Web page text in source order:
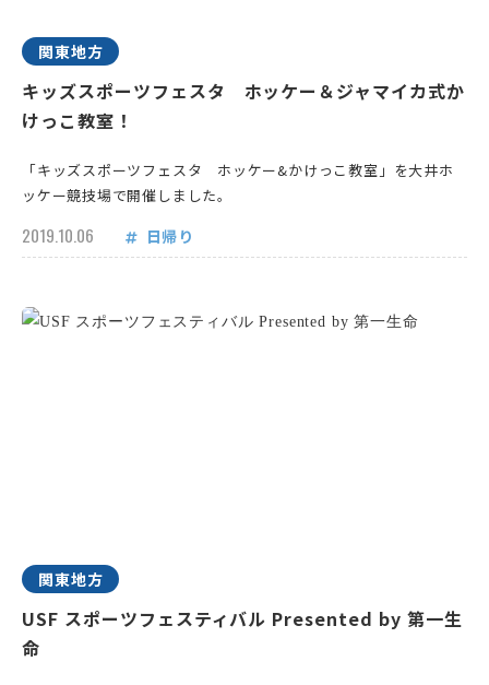
関東地方
キッズスポーツフェスタ ホッケー＆ジャマイカ式か
けっこ教室！
「キッズスポーツフェスタ ホッケー&かけっこ教室」を大井ホ
ッケー競技場で開催しました。
2019.10.06 日帰り
関東地方
USF スポーツフェスティバル Presented by 第一生
命